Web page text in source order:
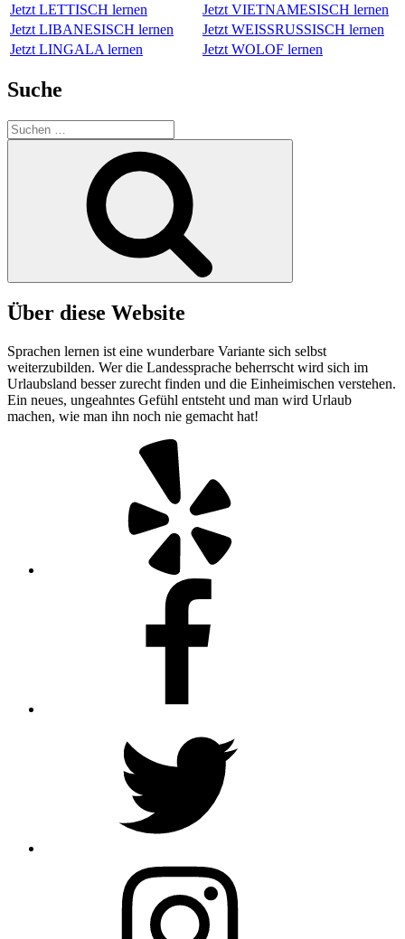
Jetzt LETTISCH lernen
Jetzt VIETNAMESISCH lernen
Jetzt LIBANESISCH lernen
Jetzt WEISSRUSSISCH lernen
Jetzt LINGALA lernen
Jetzt WOLOF lernen
Suche
Suchen
nach:
Über diese Website
Sprachen lernen ist eine wunderbare Variante sich selbst
weiterzubilden. Wer die Landessprache beherrscht wird sich im
Urlaubsland besser zurecht finden und die Einheimischen verstehen.
Ein neues, ungeahntes Gefühl entsteht und man wird Urlaub
machen, wie man ihn noch nie gemacht hat!